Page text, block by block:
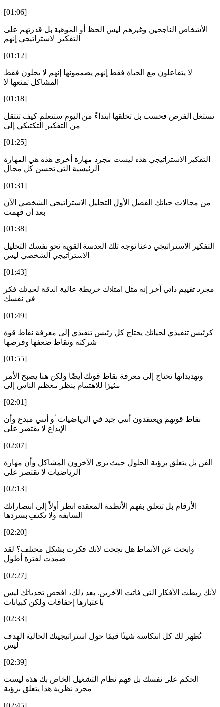
[01:06]
الأشخاص الناجحين وغيرهم ليس الحظ أو الموهبة بل قدرتهم على
التفكير الاستراتيجي إنهم
[01:12]
لا يتفاعلون مع الحياة فقط إنهم يصممونها إنهم لا يحلون فقط
المشاكل تمنعها لا
[01:18]
تستغل الفرص فحسب بل تخلقها ابتداءً من اليوم ستتعلم كيف تنتقل
من التفكير التكتيكي إلى
[01:25]
التفكير الاستراتيجي هذه ليست مجرد مهارة أخرى هذه هي المهارة
الرئيسية التي تحسن كل مجال
[01:31]
من مجالات حياتك الفصل الأول التحليل الاستراتيجي الشخصي الآن
بعد أن فهمت
[01:38]
التفكير الاستراتيجي دعنا نوجه تلك العدسة القوية نحو نفسك التحليل
الاستراتيجي الشخصي ليس
[01:43]
مجرد تقييم ذاتي آخر إنه مثل امتلاك خريطة عالية الدقة لحياتك فكر
في نفسك
[01:49]
كرئيس تنفيذي لحياتك يحتاج كل رئيس تنفيذي إلى معرفة نقاط قوة
شركته ونقاط ضعفها وفرصها
[01:55]
وتهديداتها تحتاج إلى معرفة نقاط قوتك أيضًا ولكن هنا يصبح الأمر
مثيرًا للاهتمام ينظر معظم الناس إلى
[02:01]
نقاط قوتهم ويعتقدون أنني جيد في الرياضيات أو أنني مبدع وأن
الإبداع لا يقتصر على
[02:07]
الفن بل يتعلق برؤية الحلول حيث يرى الآخرون المشاكل وأن مهارة
الرياضيات لا تقتصر على
[02:13]
الأرقام بل تتعلق بفهم الأنظمة المعقدة انظر أولاً إلى انتصاراتك
السابقة ولا تكتفِ بسردها
[02:20]
وابحث عن الأنماط هل نجحت لأنك فكرت بشكل مختلف؟ لقد
صمدت لفترة أطول
[02:27]
لأنك ربطت الأفكار التي فاتت الآخرين. بعد ذلك، افحص تحدياتك ليس
باعتبارها إخفاقات ولكن كبيانات
[02:33]
تُظهر لك كل انتكاسة شيئًا قيمًا حول استراتيجيتك الحالية الهدف
ليس
[02:39]
الحكم على نفسك بل فهم نظام التشغيل الخاص بك هذه ليست
مجرد نظرية هذا يتعلق برؤية
[02:45]